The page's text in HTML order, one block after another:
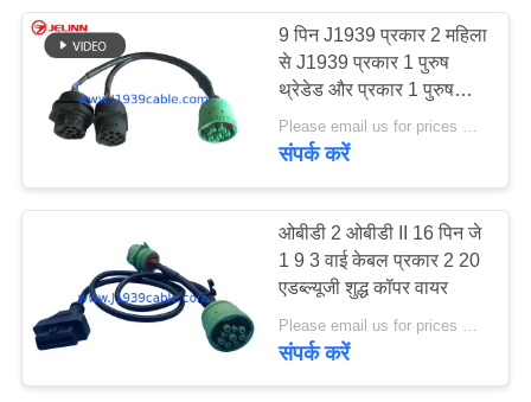
जे 1 9 3 9 एडाप्टर
11
जे 1 9 3 9 पिन कनेक्टर
13
9 पिन J1939 प्रकार 2 महिला
से J1939 प्रकार 1 पुरुष
थ्रेडेड और प्रकार 1 पुरुष
स्क्वायर फ्लैंज स्प्लिटर Y केबल
Please email us for prices MOQ:100 पीसीएस
संपर्क करें
ओबीडी 2 ओबीडी II 16 पिन जे
1 9 3 वाई केबल प्रकार 2 20
एडब्ल्यूजी शुद्ध कॉपर वायर
संपर्क करें